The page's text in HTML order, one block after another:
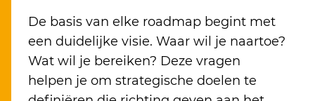
De basis van elke roadmap begint met
een duidelijke visie. Waar wil je naartoe?
Wat wil je bereiken? Deze vragen
helpen je om strategische doelen te